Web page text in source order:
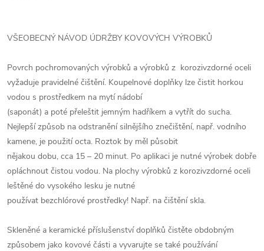
VŠEOBECNÝ NÁVOD ÚDRŽBY KOVOVÝCH VÝROBKŮ
Povrch pochromovaných výrobků a výrobků z korozivzdorné oceli
vyžaduje pravidelné čištění. Koupelnové doplňky lze čistit horkou
vodou s prostředkem na mytí nádobí
(saponát) a poté přeleštit jemným hadříkem a vytřít do sucha.
Nejlepší způsob na odstranění silnějšího znečištění, např. vodního
kamene, je použití octa. Roztok by měl působit
nějakou dobu, cca 15 – 20 minut. Po aplikaci je nutné výrobek dobře
opláchnout čistou vodou. Na plochy výrobků z korozivzdorné oceli
leštěné do vysokého lesku je nutné
používat bezchlórové prostředky! Např. na čištění skla.
Skleněné a keramické příslušenství doplňků čistěte obdobným
způsobem jako kovové části a vyvarujte se také používání